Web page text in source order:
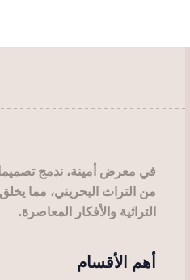
في معرض أمينة، ندمج
من التراث البحريني، مما يخلق
التراثية والأفكار المعاصرة.
أهم الأقسام